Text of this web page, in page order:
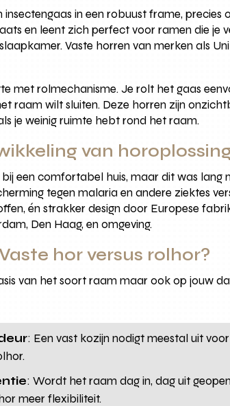
insectengaas in een robuust frame,
en leent zich perfect voor ramen die je
Vaste horren van merken als
met rolmechanisme. Je rolt het gaas
raam wilt sluiten. Deze horren zijn
je weinig ruimte hebt rond het raam.
van
een comfortabel huis, maar dit was lang
tegen malaria en andere ziektes
én strakker design door Europese
Den Haag, en omgeving.
hor versus rolhor?
van het soort raam maar ook op jouw
: Een vast kozijn nodigt meestal uit
: Wordt het raam dag in, dag uit
meer flexibiliteit.